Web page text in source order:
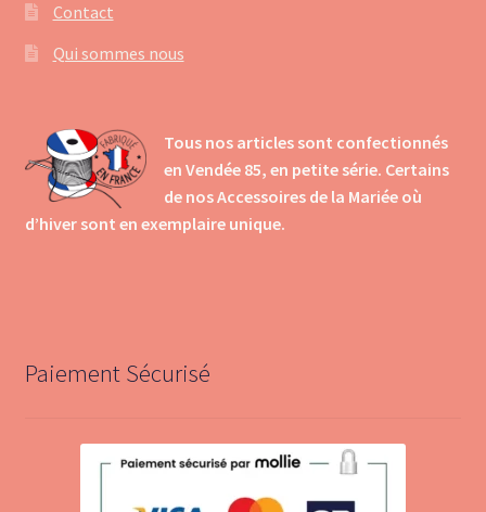
Contact
Qui sommes nous
Tous nos articles sont confectionnés
en Vendée 85, en petite série. Certains
de nos Accessoires de la Mariée où
d’hiver sont en exemplaire unique.
Paiement Sécurisé